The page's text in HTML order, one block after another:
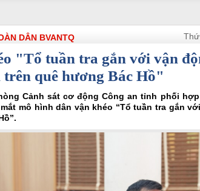
DÂN BVANTQ
"Tổ tuần tra gắn với vận
quê hương Bác Hồ"
Cảnh sát cơ động Công an tỉnh phối
mô hình dân vận khéo “Tổ tuần tra gắn